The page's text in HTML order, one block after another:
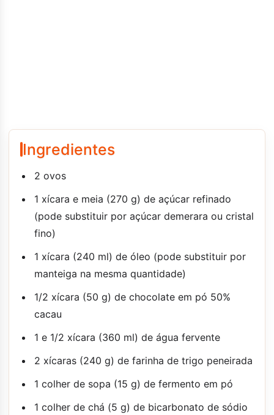
Ingredientes
2 ovos
1 xícara e meia (270 g) de açúcar refinado
(pode substituir por açúcar demerara ou cristal
fino)
1 xícara (240 ml) de óleo (pode substituir por
manteiga na mesma quantidade)
1/2 xícara (50 g) de chocolate em pó 50%
cacau
1 e 1/2 xícara (360 ml) de água fervente
2 xícaras (240 g) de farinha de trigo peneirada
1 colher de sopa (15 g) de fermento em pó
1 colher de chá (5 g) de bicarbonato de sódio